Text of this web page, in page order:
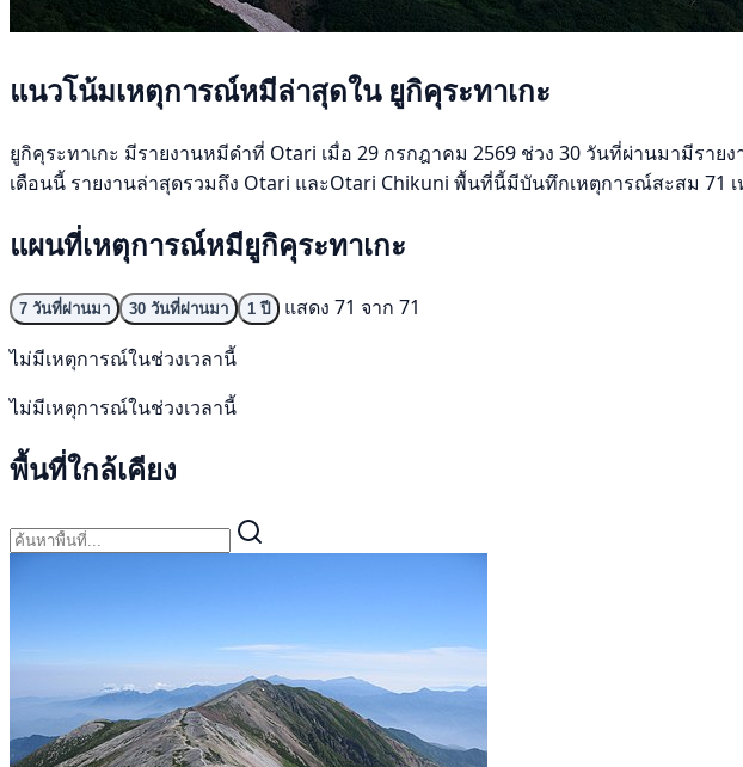
แนวโน้มเหตุการณ์หมีล่าสุดใน ยูกิคุระทาเกะ
ยูกิคุระทาเกะ มีรายงานหมีดำที่ Otari เมื่อ 29 กรกฎาคม 2569 ช่วง 30 วันที่ผ่านมามีรา
เดือนนี้ รายงานล่าสุดรวมถึง Otari และOtari Chikuni พื้นที่นี้มีบันทึกเหตุการณ์สะสม 71
แผนที่เหตุการณ์หมียูกิคุระทาเกะ
7 วันที่ผ่านมา 30 วันที่ผ่านมา 1 ปี
แสดง 71 จาก 71
ไม่มีเหตุการณ์ในช่วงเวลานี้
ไม่มีเหตุการณ์ในช่วงเวลานี้
พื้นที่ใกล้เคียง